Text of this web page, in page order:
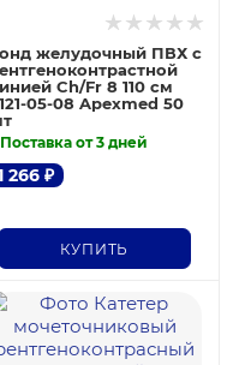
желудочный ПВХ с
Ch/Fr 8 110 см
05-08 Apexmed 50
Поставка от 3 дней
266₽
КУПИТЬ